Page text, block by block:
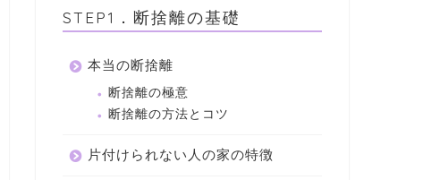
STEP1．断捨離の基礎
本当の断捨離
断捨離の極意
断捨離の方法とコツ
片付けられない人の家の特徴